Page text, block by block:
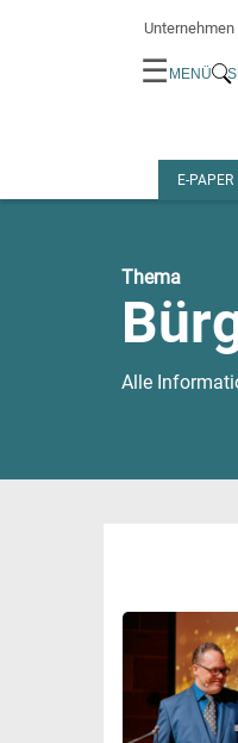
Unternehmen
☰ MENÜ
E-PAPER
Thema
Alle